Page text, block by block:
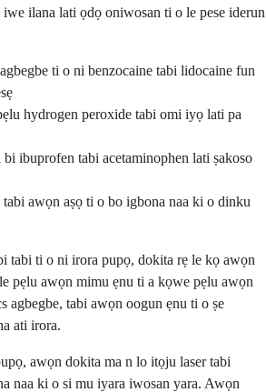
ilana lati ọdọ oniwosan ti o le pese iderun
ti o ni benzocaine tabi lidocaine fun
hydrogen peroxide tabi omi iyọ lati pa
ibuprofen tabi acetaminophen lati ṣakoso
tabi awọn aṣọ ti o bo igbona naa ki o dinku
tabi ti o ni irora pupọ, dokita rẹ le kọ awọn
pẹlu awọn mimu ẹnu ti a kọwe pẹlu awọn
agbegbe, tabi awọn oogun ẹnu ti o ṣe
ati irora.
awọn dokita ma n lo itọju laser tabi
naa ki o si mu iyara iwosan yara. Awọn